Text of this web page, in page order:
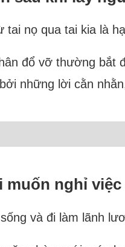
tai nọ qua tai kia là
đổ vỡ thường
những lời cằn
muốn nghỉ
và đi làm lãnh